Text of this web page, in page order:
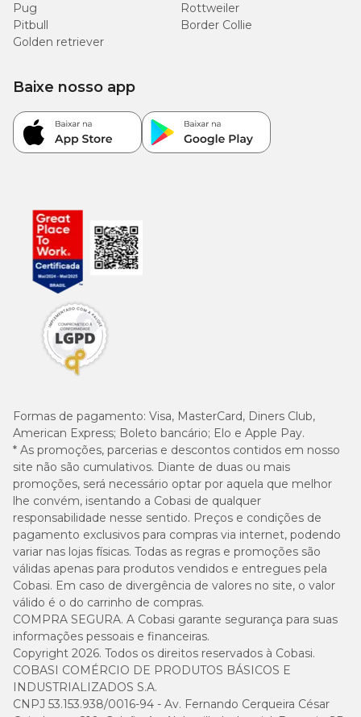
Pug
Rottweiler
Pitbull
Border Collie
Golden retriever
Formas de pagamento: Visa, MasterCard, Diners Club,
American Express; Boleto bancário; Elo e Apple Pay.
* As promoções, parcerias e descontos contidos em nosso
site não são cumulativos. Diante de duas ou mais
promoções, será necessário optar por aquela que melhor
lhe convém, isentando a Cobasi de qualquer
responsabilidade nesse sentido. Preços e condições de
pagamento exclusivos para compras via internet, podendo
variar nas lojas físicas. Todas as regras e promoções são
válidas apenas para produtos vendidos e entregues pela
Cobasi. Em caso de divergência de valores no site, o valor
válido é o do carrinho de compras.
COMPRA SEGURA. A Cobasi garante segurança para suas
informações pessoais e financeiras.
Copyright 2026. Todos os direitos reservados à Cobasi.
COBASI COMÉRCIO DE PRODUTOS BÁSICOS E
INDUSTRIALIZADOS S.A.
CNPJ 53.153.938/0016-94 - Av. Fernando Cerqueira César
Baixe nosso app